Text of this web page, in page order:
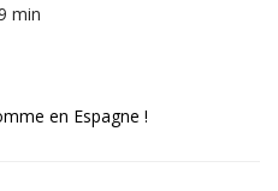
min
en Espagne !